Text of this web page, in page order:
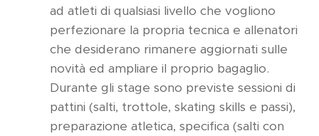
ad atleti di qualsiasi livello che vogliono
perfezionare la propria tecnica e allenatori
che desiderano rimanere aggiornati sulle
novità ed ampliare il proprio bagaglio.
Durante gli stage sono previste sessioni di
pattini (salti, trottole, skating skills e passi),
preparazione atletica, specifica (salti con